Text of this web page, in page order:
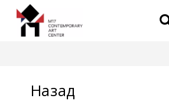
Назад